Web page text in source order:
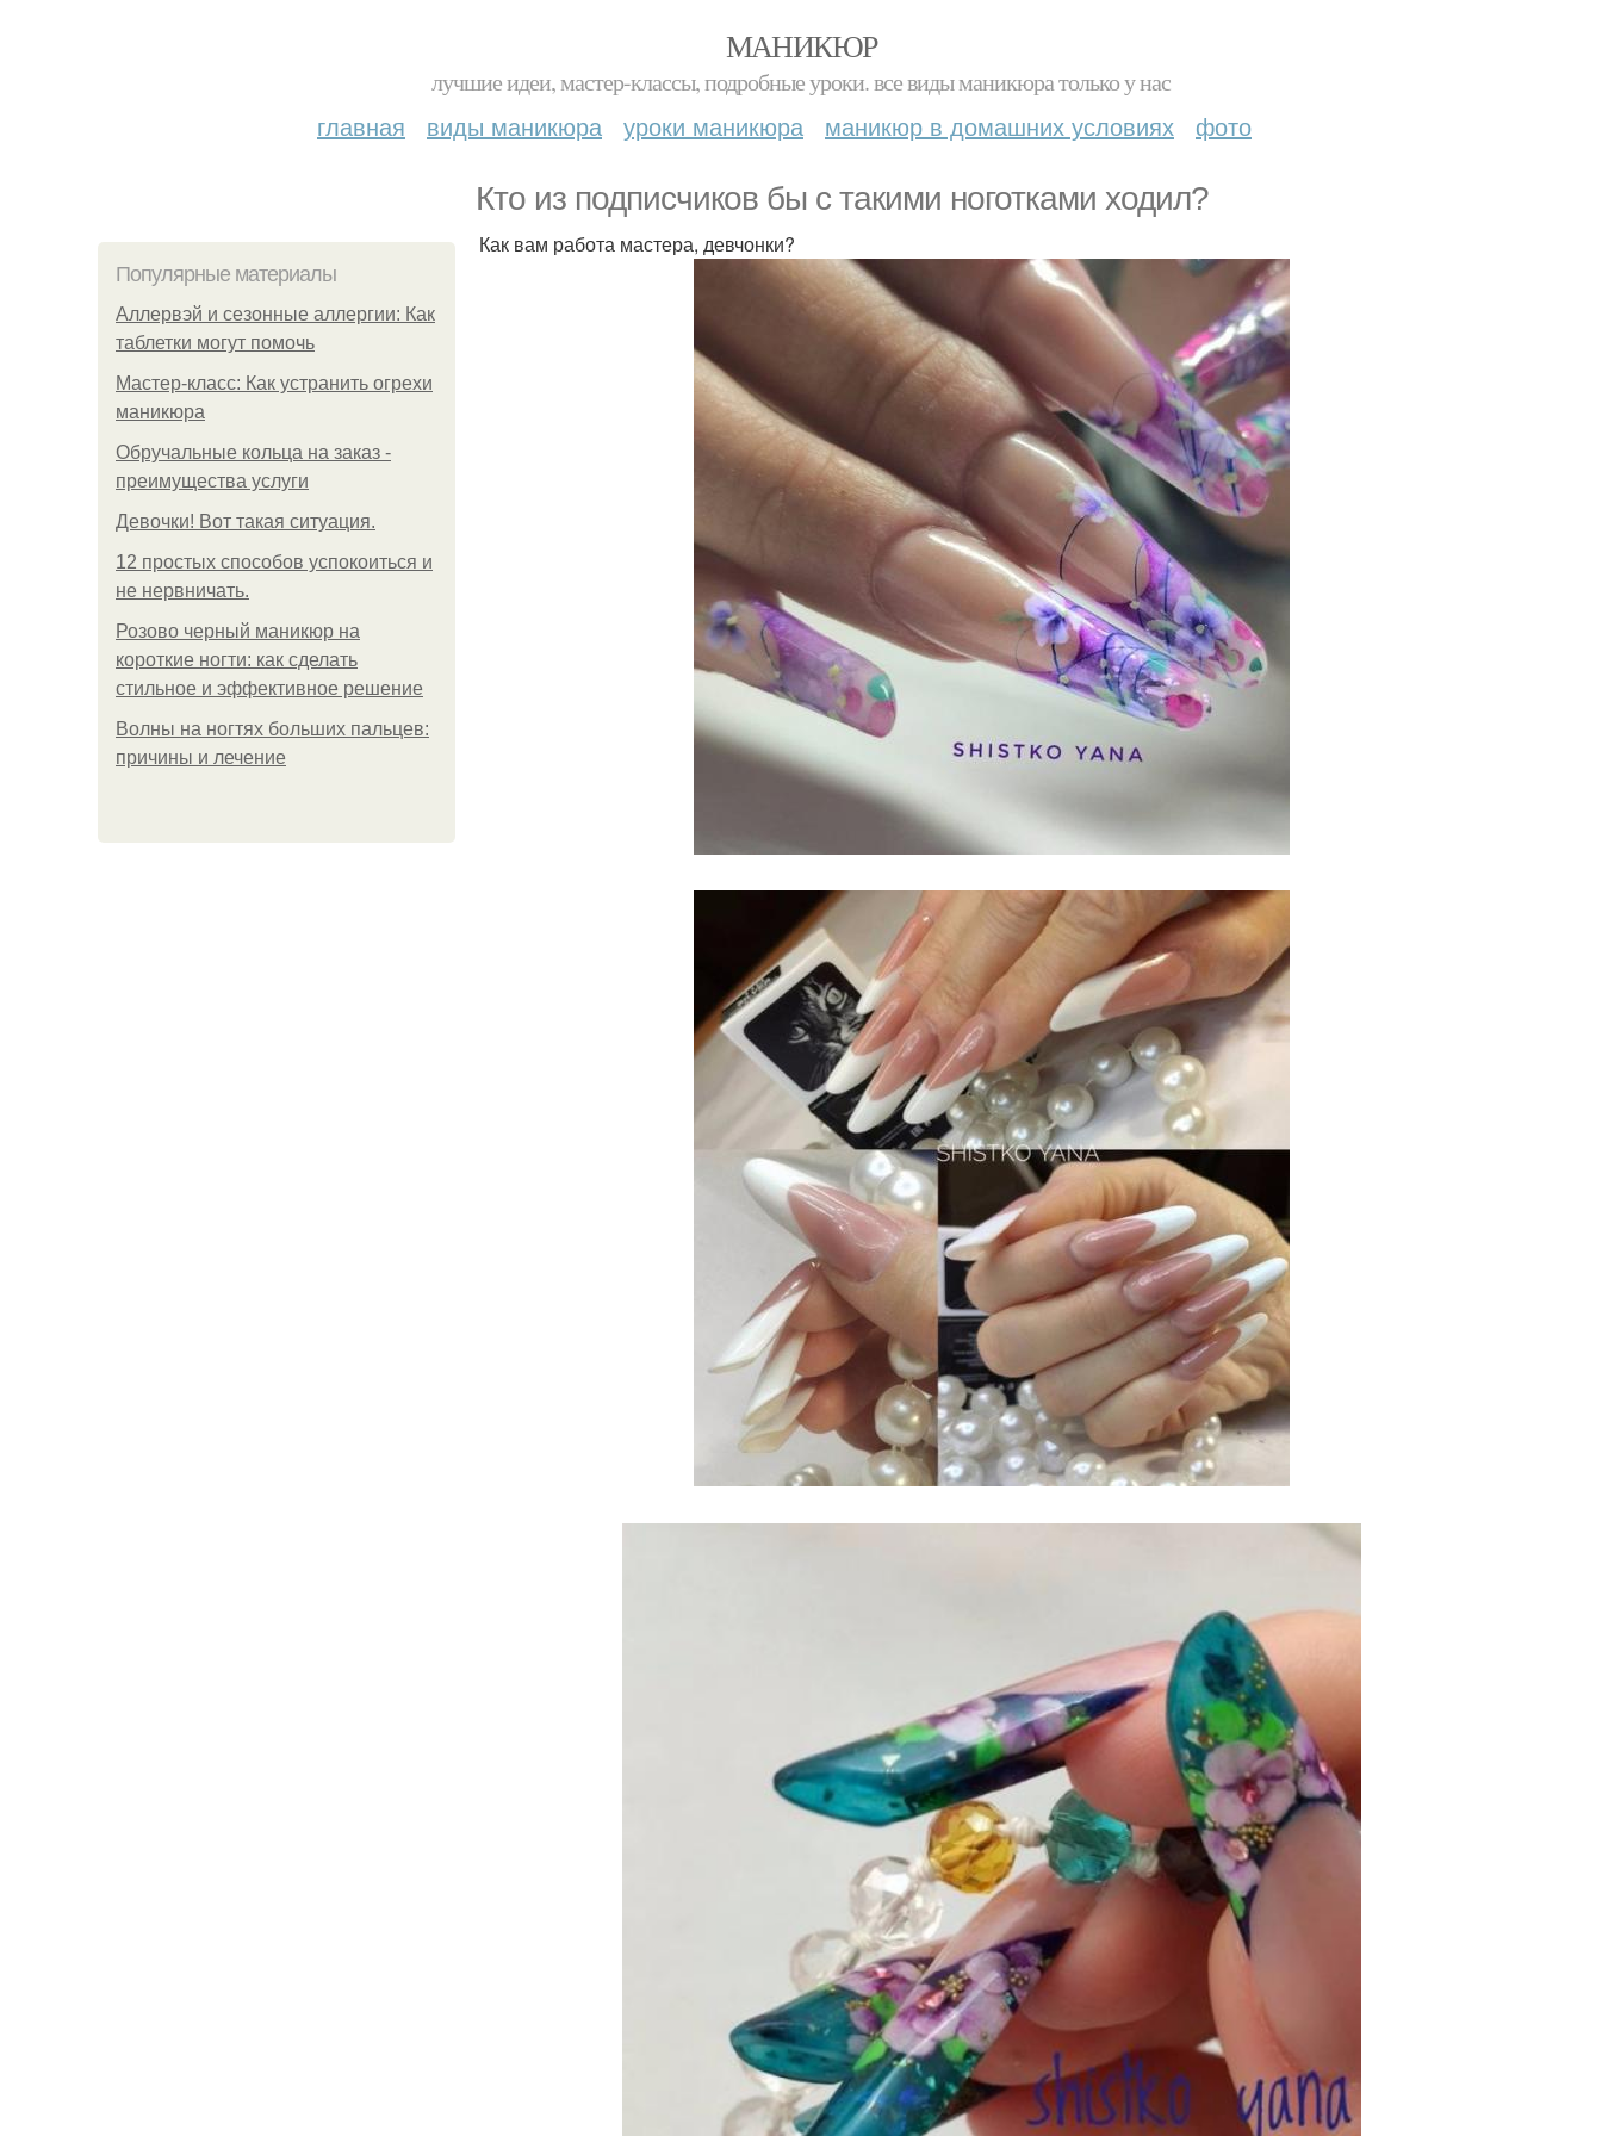
МАНИКЮР
лучшие идеи, мастер-классы, подробные уроки. все виды маникюра только у нас
главная виды маникюра уроки маникюра маникюр в домашних условиях фото
Кто из подписчиков бы с такими ноготками ходил?
Популярные материалы
Аллервэй и сезонные аллергии: Как
таблетки могут помочь
Мастер-класс: Как устранить огрехи
маникюра
Обручальные кольца на заказ -
преимущества услуги
Девочки! Вот такая ситуация.
12 простых способов успокоиться и
не нервничать.
Розово черный маникюр на
короткие ногти: как сделать
стильное и эффективное решение
Волны на ногтях больших пальцев:
причины и лечение
Как вам работа мастера, девчонки?